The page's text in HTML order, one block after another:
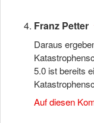
Franz Petter
Daraus
5.0 ist bereits
Auf diesen